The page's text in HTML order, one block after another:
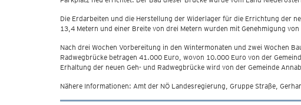
Die Erdarbeiten und die Herstellung der Widerlager für die Errichtung der
13,4 Metern und einer Breite von drei Metern wurden mit Genehmigung
Nach drei Wochen Vorbereitung in den Wintermonaten und zwei Wochen
Radwegbrücke betragen 41.000 Euro, wovon 10.000 Euro von der
Erhaltung der neuen Geh- und Radwegbrücke wird von der Gemeinde
Nähere Informationen: Amt der NÖ Landesregierung, Gruppe Straße,